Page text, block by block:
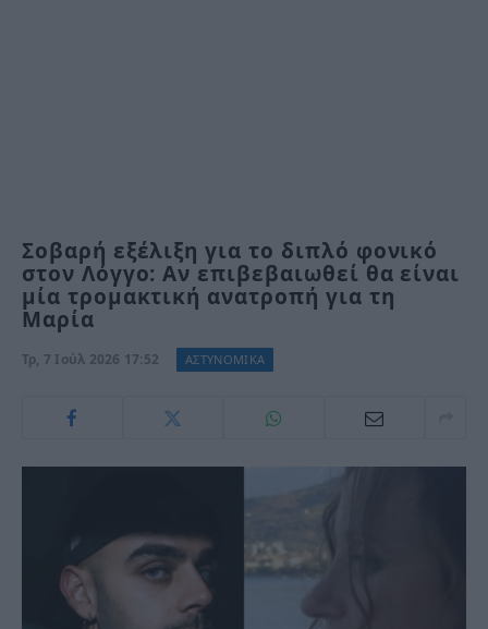
Σοβαρή εξέλιξη για το διπλό φονικό
στον Λόγγο: Αν επιβεβαιωθεί θα είναι
μία τρομακτική ανατροπή για τη
Μαρία
Τρ, 7 Ιούλ 2026 17:52 ΑΣΤΥΝΟΜΙΚΑ